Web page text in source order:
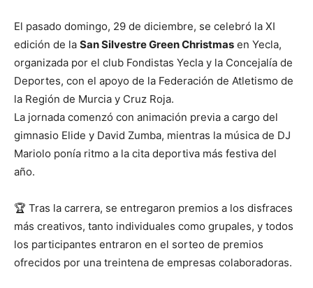
El pasado domingo, 29 de diciembre, se celebró la XI
edición de la San Silvestre Green Christmas en Yecla,
organizada por el club Fondistas Yecla y la Concejalía de
Deportes, con el apoyo de la Federación de Atletismo de
la Región de Murcia y Cruz Roja.
La jornada comenzó con animación previa a cargo del
gimnasio Elide y David Zumba, mientras la música de DJ
Mariolo ponía ritmo a la cita deportiva más festiva del
año.
🏆 Tras la carrera, se entregaron premios a los disfraces
más creativos, tanto individuales como grupales, y todos
los participantes entraron en el sorteo de premios
ofrecidos por una treintena de empresas colaboradoras.